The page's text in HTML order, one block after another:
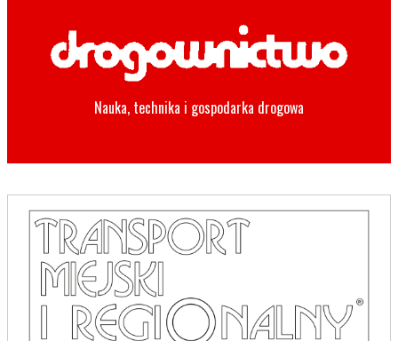
Nauka, technika i gospodarka drogowa